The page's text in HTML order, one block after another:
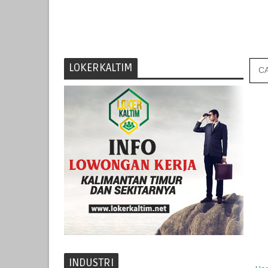
LOKERKALTIM
INDUSTRI